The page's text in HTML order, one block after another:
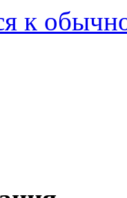
к